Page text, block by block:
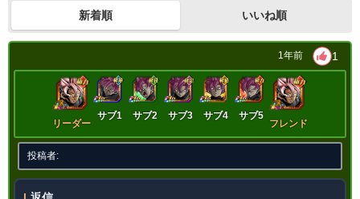
高速戦闘
世界の混乱
継承する者
【発動リンク効果】 ※発動条件あり
・気力+6
・ATK+45%
【一致するリンクスキル(7)】
絶望の未来
恐怖と絶望
悪夢
新着順 いいね順
1年前 1
リーダー
サブ1 サブ2 サブ3 サブ4 サブ5
フレンド
投稿者: